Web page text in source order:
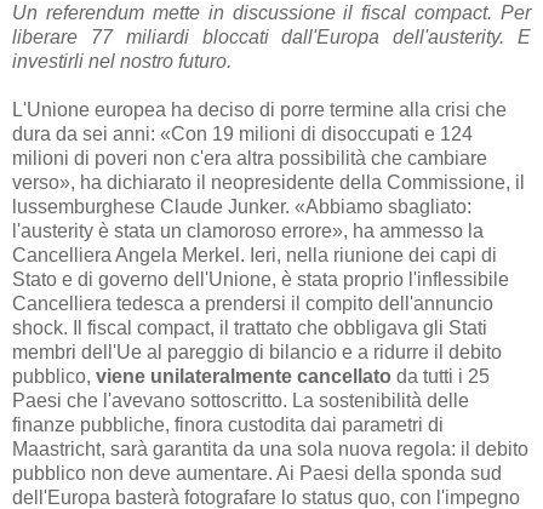
Un referendum mette in discussione il fiscal compact. Per
liberare 77 miliardi bloccati dall'Europa dell'austerity. E
investirli nel nostro futuro.
L'Unione europea ha deciso di porre termine alla crisi che
dura da sei anni: «Con 19 milioni di disoccupati e 124
milioni di poveri non c'era altra possibilità che cambiare
verso», ha dichiarato il neopresidente della Commissione, il
lussemburghese Claude Junker. «Abbiamo sbagliato:
l'austerity è stata un clamoroso errore», ha ammesso la
Cancelliera Angela Merkel. Ieri, nella riunione dei capi di
Stato e di governo dell'Unione, è stata proprio l'inflessibile
Cancelliera tedesca a prendersi il compito dell'annuncio
shock. Il fiscal compact, il trattato che obbligava gli Stati
membri dell'Ue al pareggio di bilancio e a ridurre il debito
pubblico, viene unilateralmente cancellato da tutti i 25
Paesi che l'avevano sottoscritto. La sostenibilità delle
finanze pubbliche, finora custodita dai parametri di
Maastricht, sarà garantita da una sola nuova regola: il debito
pubblico non deve aumentare. Ai Paesi della sponda sud
dell'Europa basterà fotografare lo status quo, con l'impegno